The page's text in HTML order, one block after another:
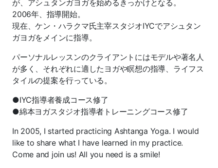
が、アシュタンガヨガを始めるきっかけとなる。
2006年、指導開始。
現在、ケン・ハラクマ氏主宰スタジオIYCでアシュタン
ガヨガをメインに指導。
パーソナルレッスンのクライアントにはモデルや著名人
が多く、それぞれに適したヨガや瞑想の指導、ライフス
タイルの提案を行っている。
●IYC指導者養成コース修了
●綿本ヨガスタジオ指導者トレーニングコース修了
In 2005, I started practicing Ashtanga Yoga. I would
like to share what I have learned in my practice.
Come and join us! All you need is a smile!